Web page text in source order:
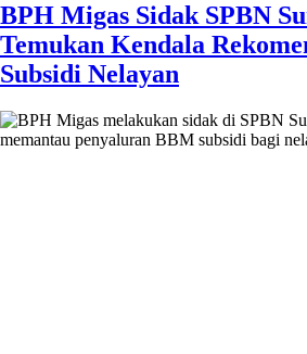
BPH Migas Sidak SPBN
Temukan Kendala
Subsidi Nelayan